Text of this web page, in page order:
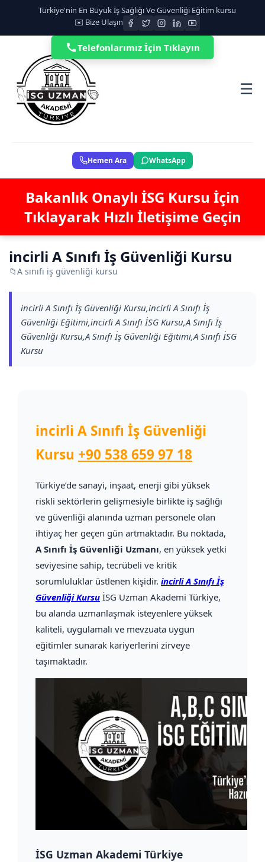
Türkiye'nin En Büyük İş Sağlığı Ve Güvenliği Eğitim kursu
✉️ Bize Ulaşın
☰
Hemen Ara WhatsApp
Bakanlık Onaylı İSG Kursu İçin
Tıklayarak Hızlı İletişime Geçin
incirli A Sınıfı İş Güvenliği Kursu
📁A sınıfı iş güvenliği kursu
incirli A Sınıfı İş Güvenliği Kursu,incirli A Sınıfı İş
Güvenliği Eğitimi,incirli A Sınıfı İSG Kursu,A Sınıfı İş
Güvenliği Kursu,A Sınıfı İş Güvenliği Eğitimi,A Sınıfı İSG
Kursu
incirli A Sınıfı İş Güvenliği
Kursu +90 538 659 97 18
Türkiye’de sanayi, inşaat, enerji gibi yüksek
riskli sektörlerin gelişmesiyle birlikte iş sağlığı
ve güvenliği alanında uzman personele olan
ihtiyaç her geçen gün artmaktadır. Bu noktada,
A Sınıfı İş Güvenliği Uzmanı, en yüksek yetki
seviyesine sahip, tecrübeli ve kritik
sorumluluklar üstlenen kişidir. incirli A Sınıfı İş
Güvenliği Kursu İSG Uzman Akademi Türkiye,
bu alanda uzmanlaşmak isteyenlere yüksek
kaliteli, uygulamalı ve mevzuata uygun
eğitimler sunarak kariyerlerini zirveye
taşımaktadır.
İSG Uzman Akademi Türkiye
Telefonlarımız İçin Tıklayın